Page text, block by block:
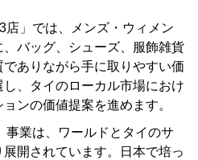
店」では、メンズ・ウィメン
バッグ、シューズ、服飾雑貨
ありながら手に取りやすい価
、タイのローカル市場におけ
ンの価値提案を進めます。
事業は、ワールドとタイのサ
開されています。日本で培っ